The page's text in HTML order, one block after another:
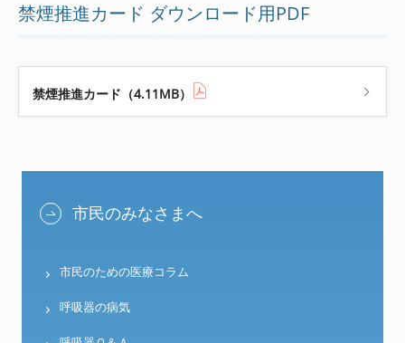
禁煙推進カード ダウンロード用PDF
禁煙推進カード（4.11MB）
市民のみなさまへ
市民のための医療コラム
呼吸器の病気